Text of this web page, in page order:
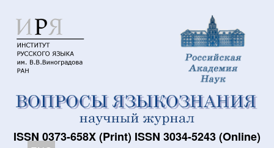
ISSN 0373-658X (Print) ISSN 3034-5243 (Online)